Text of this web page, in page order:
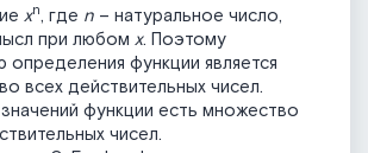
xn, где n – натуральное число,
при любом x. Поэтому
определения функции является
всех действительных чисел.
функции есть множество
чисел.